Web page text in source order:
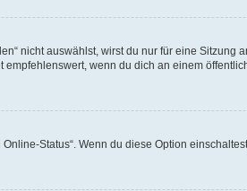
nicht auswählst, wirst du nur für eine
wenn du dich an einem
Status“. Wenn du diese Option